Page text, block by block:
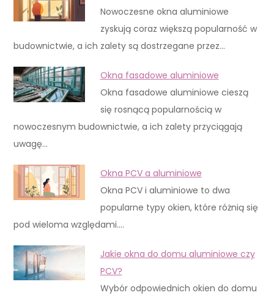
Nowoczesne okna aluminiowe
zyskują coraz większą popularność w
budownictwie, a ich zalety są dostrzegane przez…
Okna fasadowe aluminiowe
Okna fasadowe aluminiowe cieszą
się rosnącą popularnością w
nowoczesnym budownictwie, a ich zalety przyciągają
uwagę…
Okna PCV a aluminiowe
Okna PCV i aluminiowe to dwa
popularne typy okien, które różnią się
pod wieloma względami.…
Jakie okna do domu aluminiowe czy
PCV?
Wybór odpowiednich okien do domu